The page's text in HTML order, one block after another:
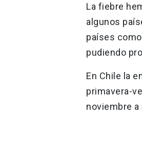
La fiebre
algunos
países
pudiendo
En Chile la
primavera-
noviembre a